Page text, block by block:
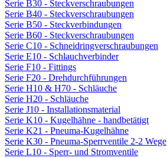
Serie B30 - Steckverschraubungen
Serie B40 - Steckverschraubungen
Serie B50 - Steckverbindungen
Serie B60 - Steckverschraubungen
Serie C10 - Schneidringverschraubungen
Serie E10 - Schlauchverbinder
Serie F10 - Fittings
Serie F20 - Drehdurchführungen
Serie H10 & H70 - Schläuche
Serie H20 - Schläuche
Serie J10 - Installationsmaterial
Serie K10 - Kugelhähne - handbetätigt
Serie K21 - Pneuma-Kugelhähne
Serie K30 - Pneuma-Sperrventile 2-2 Wege
Serie L10 - Sperr- und Stromventile